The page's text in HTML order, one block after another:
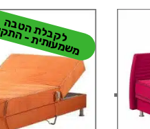
היה:
הוא:
₪ 6,600.00.ל
ק
ב
ל
ת
ט
ב
ה
מ
ש
מ
עו
תי
ת
-
ה
ת
ק
ש